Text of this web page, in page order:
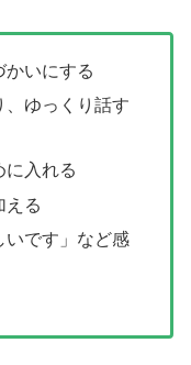
かいにする
、ゆっくり話す
に入れる
える
いです」など感